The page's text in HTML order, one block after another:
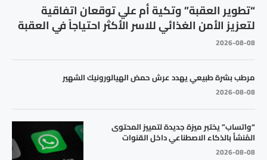
“تطوير العقبة” وتكية أم علي توقعان اتفاقية
لتعزيز الأمن الغذائي للاسر الأكثر احتياجاً في العقبة
2026-08-08
مرطب بشرة طبيعي يهدد عرش حمض الهيالورونيك الشهير
2026-08-08
“واتساب” يختبر ميزة جديدة لتمييز المحتوى
المُنشأ بالذكاء الاصطناعي داخل القنوات
2026-08-08